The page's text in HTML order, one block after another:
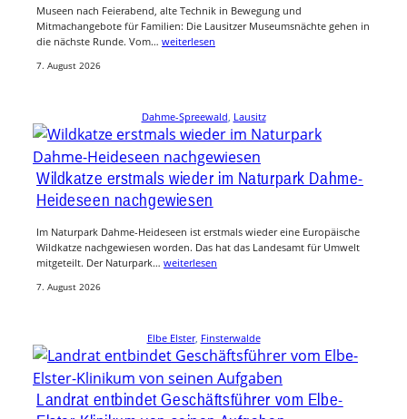
Museen nach Feierabend, alte Technik in Bewegung und
Mitmachangebote für Familien: Die Lausitzer Museumsnächte gehen in
die nächste Runde. Vom… weiterlesen
7. August 2026
Dahme-Spreewald Lausitz
Wildkatze erstmals wieder im Naturpark Dahme-
Heideseen nachgewiesen
Im Naturpark Dahme-Heideseen ist erstmals wieder eine Europäische
Wildkatze nachgewiesen worden. Das hat das Landesamt für Umwelt
mitgeteilt. Der Naturpark… weiterlesen
7. August 2026
Elbe Elster, Finsterwalde
Landrat entbindet Geschäftsführer vom Elbe-